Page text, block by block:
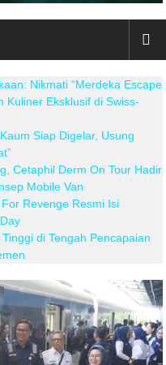
Nikmati “Merdeka Escape
Kuliner Eksklusif di Swiss-
Siap Digelar, Usung
Cetaphil Derm On Tour Hadir
Mobile Van
Revenge Resmi Isi
di Tengah Pencapaian